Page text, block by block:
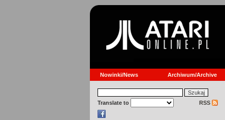
Nowinki/News Archiwum/Archive
Translate to RSS